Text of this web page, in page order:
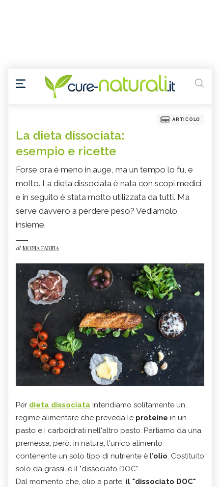
ARTICOLO
La dieta dissociata:
esempio e ricette
Forse ora è meno in auge, ma un tempo lo fu, e
molto. La dieta dissociata è nata con scopi medici
e in seguito è stata molto utilizzata da tutti. Ma
serve davvero a perdere peso? Vediamolo
insieme.
di MONIA FARINA
Per dieta dissociata intendiamo solitamente un
regime alimentare che preveda le proteine in un
pasto e i carboidrati nell'altro pasto. Partiamo da una
premessa, però: in natura, l'unico alimento
contenente un solo tipo di nutriente è l'olio. Costituito
solo da grassi, è il "dissociato DOC".
Dal momento che, olio a parte, il "dissociato DOC"